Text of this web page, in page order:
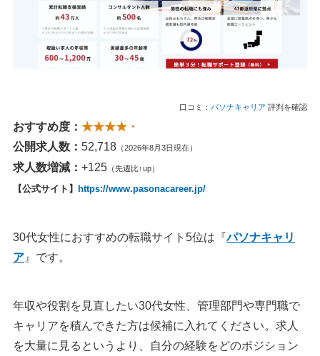
口コミ： パソナキャリア 評判を確認
おすすめ度： ★★★★・
公開求人数： 52,718 （2026年8月3日現在）
求人数増減： +125 （先週比↑up）
【公式サイト】 https://www.pasonacareer.jp/
30代女性におすすめの転職サイト5位は『パソナキャリ
ア 』です。
年収や役割を見直したい30代女性、管理部門や専門職で
キャリアを積んできた方は候補に入れてください。求人
を大量に見るというより、自分の経験をどのポジション